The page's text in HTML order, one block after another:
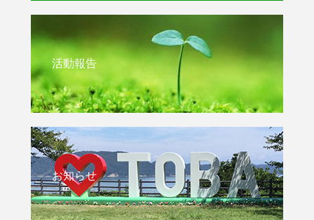
活動報告
お知らせ